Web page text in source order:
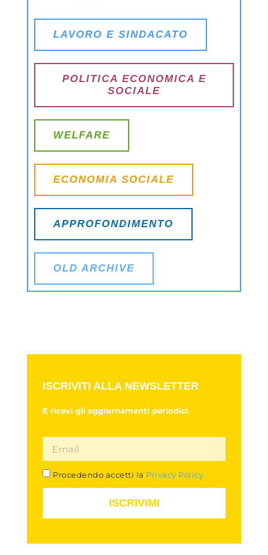
LAVORO E SINDACATO
POLITICA ECONOMICA E
SOCIALE
WELFARE
ECONOMIA SOCIALE
APPROFONDIMENTO
OLD ARCHIVE
ISCRIVITI ALLA NEWSLETTER
E ricevi gli aggiornamenti periodici
Procedendo accetti la Privacy Policy
ISCRIVIMI